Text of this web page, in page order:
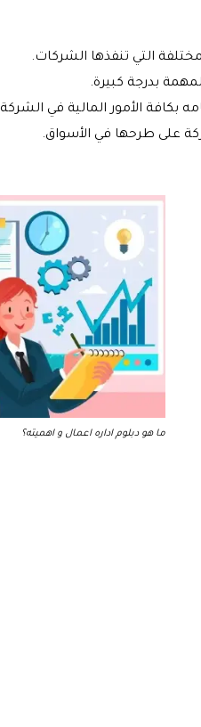
التي تنفذها الشركات.
بدرجة كبيرة.
الأمور المالية في
على طرحها في الأسواق.
ما هو دبلوم اداره اعمال و اهميته؟